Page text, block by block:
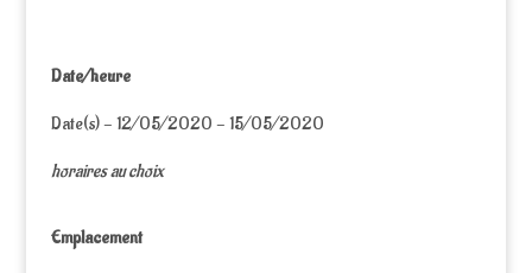
Date/heure
Date(s) - 12/05/2020 - 15/05/2020
horaires au choix
Emplacement